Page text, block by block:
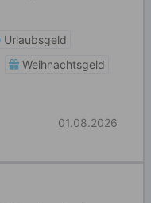
Urlaubsgeld
Weihnachtsgeld
01.08.2026